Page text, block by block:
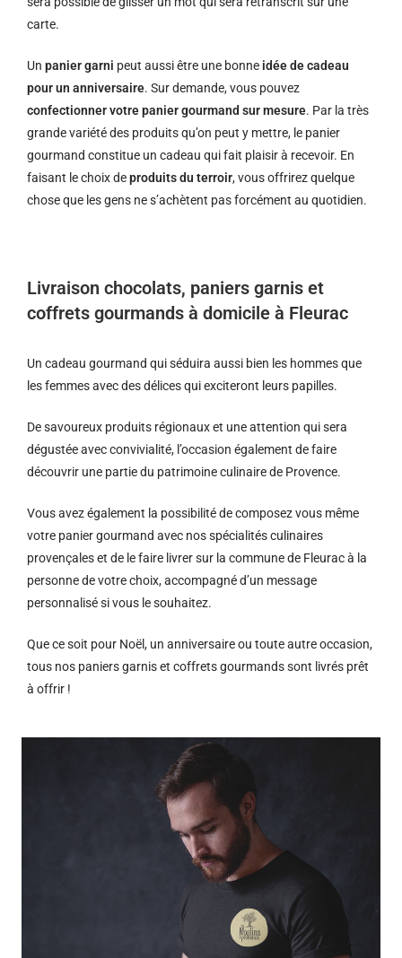
carte.
Un panier garni peut aussi être une bonne idée de cadeau
pour un anniversaire. Sur demande, vous pouvez
confectionner votre panier gourmand sur mesure. Par la très
grande variété des produits qu’on peut y mettre, le panier
gourmand constitue un cadeau qui fait plaisir à recevoir. En
faisant le choix deproduits du terroir, vous offrirez quelque
chose que les gens ne s’achètent pas forcément au quotidien.
Livraison chocolats, paniers garnis et
coffrets gourmands à domicile à Fleurac
Un cadeau gourmand qui séduira aussi bien les hommes que
les femmes avec des délices qui exciteront leurs papilles.
De savoureux produits régionaux et une attention qui sera
dégustée avec convivialité, l’occasion également de faire
découvrir une partie du patrimoine culinaire de Provence.
Vous avez également la possibilité de composez vous même
votre panier gourmand avec nos spécialités culinaires
provençales et de le faire livrer sur la commune de Fleurac à la
personne de votre choix, accompagné d’un message
personnalisé si vous le souhaitez.
Que ce soit pour Noël, un anniversaire ou toute autre occasion,
tous nos paniers garnis et coffrets gourmands sont livrés prêt
à offrir !